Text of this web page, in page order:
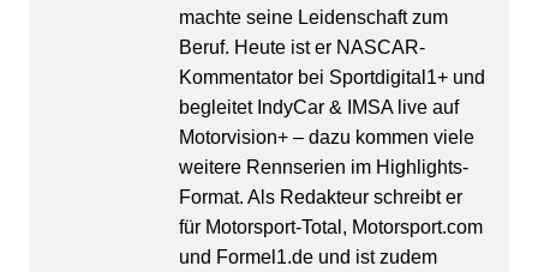
machte seine Leidenschaft zum
Beruf. Heute ist er NASCAR-
Kommentator bei Sportdigital1+ und
begleitet IndyCar & IMSA live auf
Motorvision+ – dazu kommen viele
weitere Rennserien im Highlights-
Format. Als Redakteur schreibt er
für Motorsport-Total, Motorsport.com
und Formel1.de und ist zudem